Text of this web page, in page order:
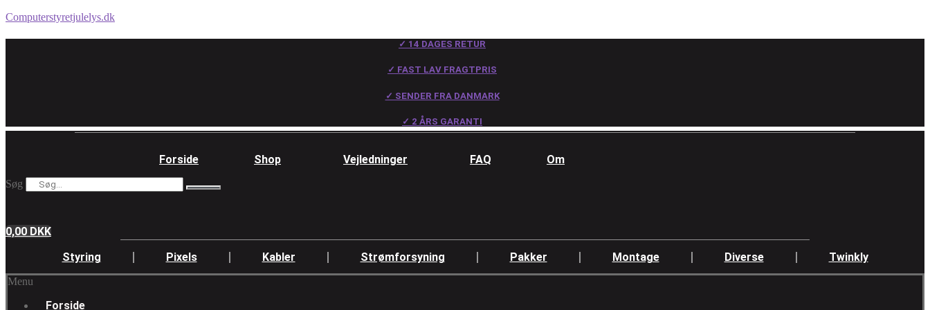
Computerstyretjulelys.dk
✓ 14 DAGES RETUR
✓ FAST LAV FRAGTPRIS
✓ SENDER FRA DANMARK
✓ 2 ÅRS GARANTI
Forside Shop Vejledninger FAQ Om
Søg
0,00 DKK
Styring
Pixels Kabler Strømforsyning Pakker Montage Diverse Twinkly
Menu
Forside